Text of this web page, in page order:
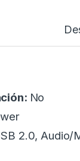
No
2.0, Audio/